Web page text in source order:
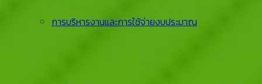
การบริหารงานและการใช้จ่ายงบประมาณ